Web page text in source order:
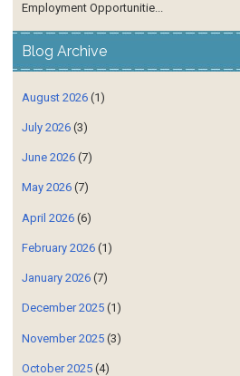
Employment Opportunitie...
Blog Archive
August 2026 (1)
July 2026 (3)
June 2026 (7)
May 2026 (7)
April 2026 (6)
February 2026 (1)
January 2026 (7)
December 2025 (1)
November 2025 (3)
October 2025 (4)